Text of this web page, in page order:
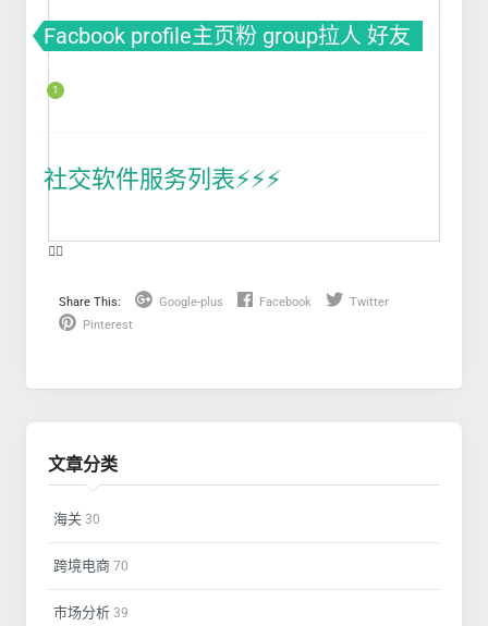
Facbook profile主页粉 group拉人 好友
fb粉丝 fb涨粉
1
社交软件服务列表⚡️⚡️⚡️
❤️‍🔥
Share This: Google-plus Facebook
Twitter
Pinterest
文章分类
海关 30
跨境电商 70
市场分析 39